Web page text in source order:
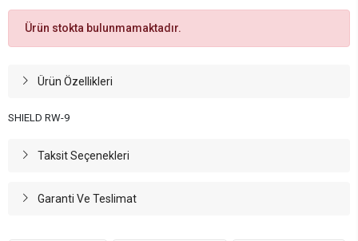
Ürün stokta bulunmamaktadır.
Ürün Özellikleri
SHIELD RW-9
Taksit Seçenekleri
Garanti Ve Teslimat